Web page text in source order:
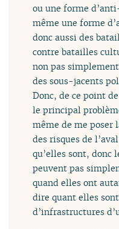
ou une forme
même une forme
donc aussi des
contre batailles
non pas
des sous-jacents
Donc, de ce point
le principal
même de me poser
des risques de
qu’elles sont, donc
peuvent pas
quand elles ont
dire quant elles
d’infrastructures